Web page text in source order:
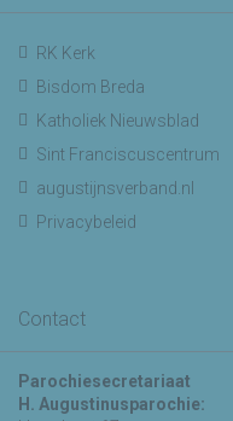
RK Kerk
Bisdom Breda
Katholiek Nieuwsblad
Sint Franciscuscentrum
augustijnsverband.nl
Privacybeleid
Contact
Parochiesecretariaat
H. Augustinusparochie: